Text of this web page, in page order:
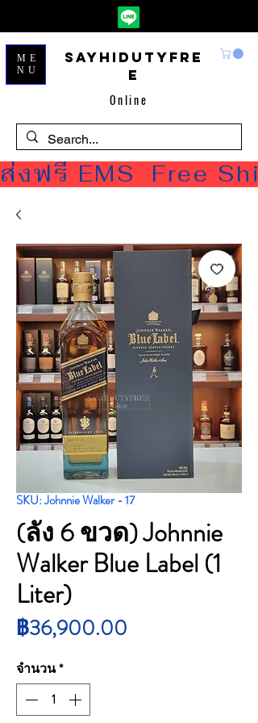
Sayhidutyfre
e
Online
ME
NU
ส่งฟรี EMS  Free
SKU: Johnnie Walker - 17
(ลัง 6 ขวด) Johnnie
Walker Blue Label (1
Liter)
฿36,900.00
จำนวน*